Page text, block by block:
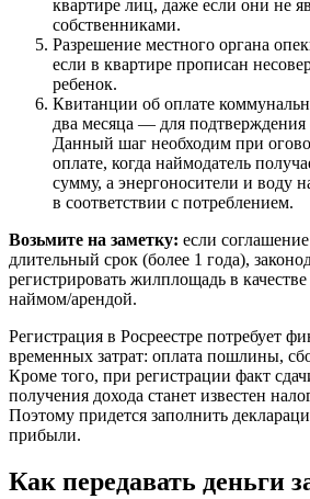
квартире лиц, даже если они не
собственниками.
Разрешение местного органа
если в квартире прописан
ребенок.
Квитанции об оплате
два месяца — для подтверждения
Данный шаг необходим при
оплате, когда наймодатель
сумму, а энергоносители и воду
в соответствии с потреблением.
Возьмите на заметку: если
длительный срок (более 1 года),
регистрировать жилплощадь в
наймом/арендой.
Регистрация в Росреестре потребует
временных затрат: оплата пошлины,
Кроме того, при регистрации факт
получения дохода станет известен
Поэтому придется заполнить
прибыли.
Как передавать деньги